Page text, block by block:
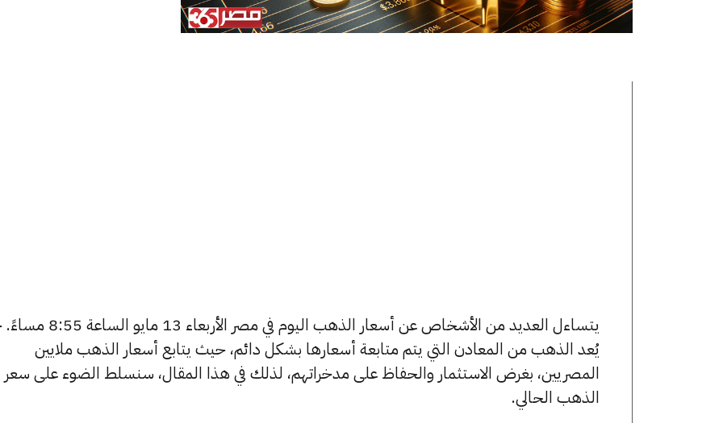
يتساءل العديد من الأشخاص عن أسعار الذهب اليوم في
يُعد الذهب من المعادن التي يتم متابعة أسعارها بشكل دائم، حيث يتابع أسعار الذهب ملايين
المصريين، بغرض الاستثمار والحفاظ على مدخراتهم، لذلك في هذا المقال، سنسلط الضوء على سعر
الذهب الحالي.